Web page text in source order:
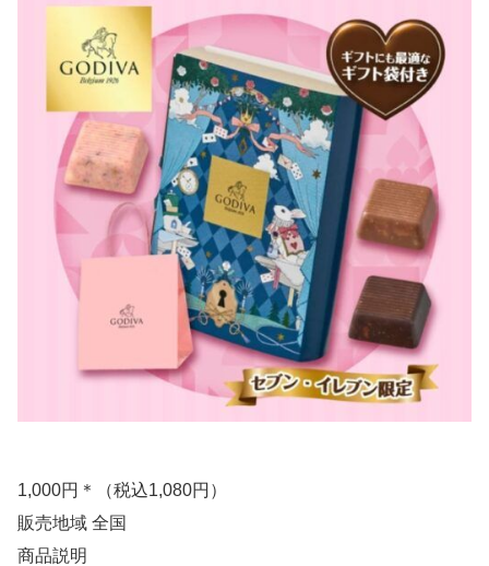
1,000円＊（税込1,080円）
販売地域 全国
商品説明